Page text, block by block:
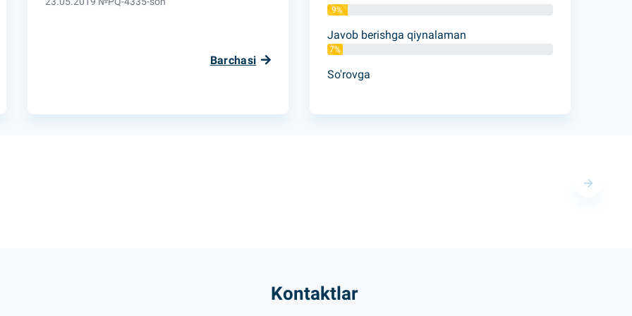
Barchasi
9%
Javob berishga qiynalaman
7%
So'rovga
Kontaktlar